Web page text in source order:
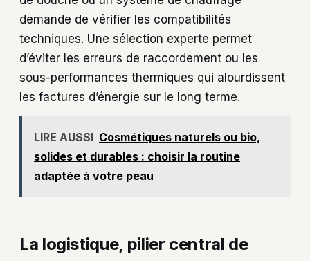
demande de vérifier les compatibilités
techniques. Une sélection experte permet
d’éviter les erreurs de raccordement ou les
sous-performances thermiques qui alourdissent
les factures d’énergie sur le long terme.
LIRE AUSSI Cosmétiques naturels ou bio,
solides et durables : choisir la routine
adaptée à votre peau
La logistique, pilier central de